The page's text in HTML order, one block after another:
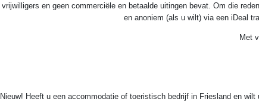
vrijwilligers en geen commerciële en betaalde uitingen bevat. Om die
en anoniem (als u wilt) via een iDeal
Met
Nieuw! Heeft u een accommodatie of toeristisch bedrijf in Friesland en